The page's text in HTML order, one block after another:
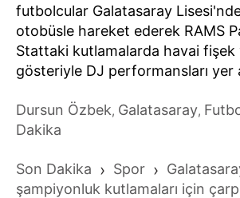
futbolcular Galatasaray
otobüsle hareket ederek RAMS
Stattaki kutlamalarda havai fişek
gösteriyle DJ performansları yer
Dursun Özbek, Galatasaray,
Dakika
Son Dakika › Spor ›
şampiyonluk kutlamaları için